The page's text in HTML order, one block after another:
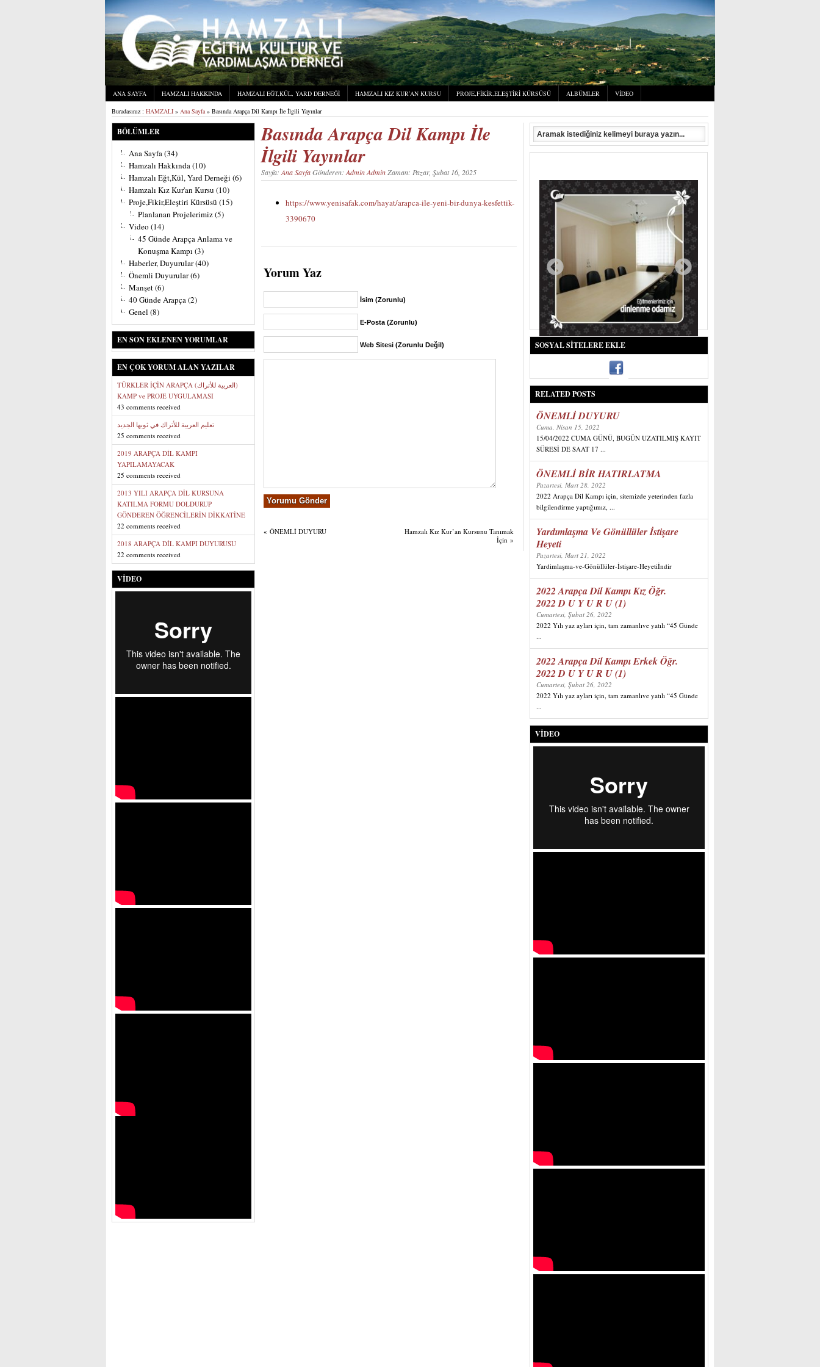
ANA SAYFA HAMZALI HAKKINDA HAMZALI EĞT,KÜL, YARD DERNEĞI HAMZALI KIZ KUR’AN KURSU PROJE,FIKIR,ELEŞTIRI KÜRSÜSÜ ALBÜMLER VIDEO
Buradasınız : HAMZALI » Ana Sayfa» Basında Arapça Dil Kampı İle İlgili Yayınlar
BÖLÜMLER
Ana Sayfa(34)
Hamzalı Hakkında(10)
Hamzalı Eğt,Kül, Yard Derneği (6)
Hamzalı Kız Kur'an Kursu (10)
Proje,Fikir,Eleştiri Kürsüsü (15)
Planlanan Projelerimiz(5)
Video (14)
45 Günde Arapça Anlama ve
Konuşma Kampı (3)
Haberler, Duyurular(40)
Önemli Duyurular(6)
Manşet(6)
40 Günde Arapça(2)
Genel (8)
EN SON EKLENEN YORUMLAR
EN ÇOK YORUM ALAN YAZILAR
TÜRKLER İÇİN ARAPÇA (العربية للأتراك)
KAMP ve PROJE UYGULAMASI
43 comments received
تعليم العربية للأتراك في ثوبها الجديد
25 comments received
2019 ARAPÇA DİL KAMPI
YAPILAMAYACAK
25 comments received
2013 YILI ARAPÇA DİL KURSUNA
KATILMA FORMU DOLDURUP
GÖNDEREN ÖĞRENCİLERİN DİKKATİNE
22 comments received
2018 ARAPÇA DİL KAMPI DUYURUSU
22 comments received
VIDEO
Basında Arapça Dil Kampı İle
İlgili Yayınlar
Sayfa: Ana SayfaGönderen: Admin AdminZaman: Pazar, Şubat 16, 2025
https://www.yenisafak.com/hayat/arapca-ile-yeni-bir-dunya-kesfettik-
3390670
Yorum Yaz
İsim (Zorunlu)
E-Posta (Zorunlu)
Web Sitesi (Zorunlu Değil)
« ÖNEMLİ DUYURU
Hamzalı Kız Kur’an Kursunu Tanımak
İçin »
SOSYAL SITELERE EKLE
RELATED POSTS
ÖNEMLİ DUYURU
Cuma, Nisan 15, 2022
15/04/2022 CUMA GÜNÜ, BUGÜN UZATILMIŞ KAYIT
SÜRESİ DE SAAT 17 ...
ÖNEMLİ BİR HATIRLATMA
Pazartesi, Mart 28, 2022
2022 Arapça Dil Kampı için, sitemizde yeterinden fazla
bilgilendirme yaptığımız, ...
Yardımlaşma Ve Gönüllüler İstişare
Heyeti
Pazartesi, Mart 21, 2022
Yardimlaşma-ve-Gönüllüler-İstişare-Heyetiİndir
2022 Arapça Dil Kampı Kız Öğr.
2022 D U Y U R U (1)
Cumartesi, Şubat 26, 2022
2022 Yılı yaz ayları için, tam zamanlıve yatılı “45 Günde
...
2022 Arapça Dil Kampı Erkek Öğr.
2022 D U Y U R U (1)
Cumartesi, Şubat 26, 2022
2022 Yılı yaz ayları için, tam zamanlıve yatılı “45 Günde
...
VIDEO